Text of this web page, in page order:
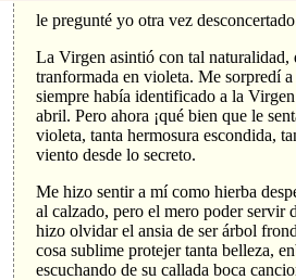
le pregunté yo otra vez
La Virgen asintió con tal naturalidad,
tranformada en violeta. Me sorpredí
siempre había identificado a la
abril. Pero ahora ¡qué bien que le
violeta, tanta hermosura escondida,
viento desde lo secreto.
Me hizo sentir a mí como hierba
al calzado, pero el mero poder servir
hizo olvidar el ansia de ser árbol
cosa sublime protejer tanta belleza,
escuchando de su callada boca